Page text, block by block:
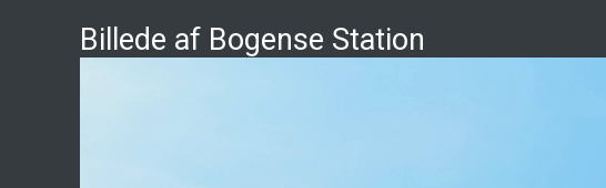
Billede af Bogense Station